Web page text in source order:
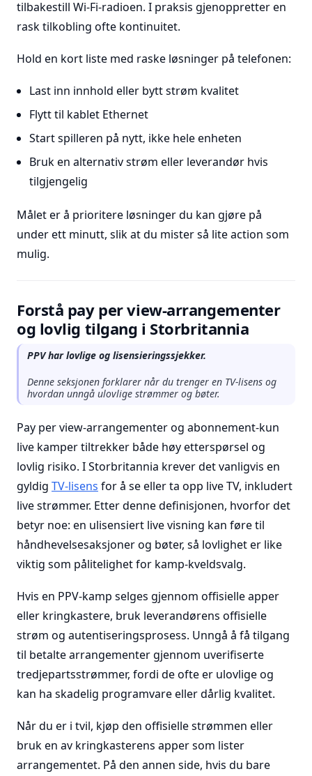
tilbakestill Wi-Fi-radioen. I praksis gjenoppretter en
rask tilkobling ofte kontinuitet.
Hold en kort liste med raske løsninger på telefonen:
Last inn innhold eller bytt strøm kvalitet
Flytt til kablet Ethernet
Start spilleren på nytt, ikke hele enheten
Bruk en alternativ strøm eller leverandør hvis
tilgjengelig
Målet er å prioritere løsninger du kan gjøre på
under ett minutt, slik at du mister så lite action som
mulig.
Forstå pay per view-arrangementer
og lovlig tilgang i Storbritannia
PPV har lovlige og lisensieringssjekker.
Denne seksjonen forklarer når du trenger en TV-lisens og
hvordan unngå ulovlige strømmer og bøter.
Pay per view-arrangementer og abonnement-kun
live kamper tiltrekker både høy etterspørsel og
lovlig risiko. I Storbritannia krever det vanligvis en
gyldig TV-lisens for å se eller ta opp live TV, inkludert
live strømmer. Etter denne definisjonen, hvorfor det
betyr noe: en ulisensiert live visning kan føre til
håndhevelsesaksjoner og bøter, så lovlighet er like
viktig som pålitelighet for kamp-kveldsvalg.
Hvis en PPV-kamp selges gjennom offisielle apper
eller kringkastere, bruk leverandørens offisielle
strøm og autentiseringsprosess. Unngå å få tilgang
til betalte arrangementer gjennom uverifiserte
tredjepartsstrømmer, fordi de ofte er ulovlige og
kan ha skadelig programvare eller dårlig kvalitet.
Når du er i tvil, kjøp den offisielle strømmen eller
bruk en av kringkasterens apper som lister
arrangementet. På den annen side, hvis du bare